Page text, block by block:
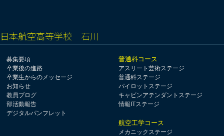
日本航空高等学校 石川
募集要項
卒業後の進路
卒業生からのメッセージ
お知らせ
教員ブログ
部活動報告
デジタルパンフレット
普通科コース
アスリート芸術ステージ
普通科ステージ
パイロットステージ
キャビンアテンダントステージ
情報ITステージ
航空工学コース
メカニックステージ